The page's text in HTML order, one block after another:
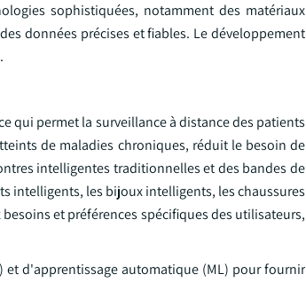
sophistiquées, notamment des matériaux
données précises et fiables. Le développement
qui permet la surveillance à distance des patients
de maladies chroniques, réduit le besoin de
intelligentes traditionnelles et des bandes de
intelligents, les bijoux intelligents, les chaussures
et préférences spécifiques des utilisateurs,
d'apprentissage automatique (ML) pour fournir